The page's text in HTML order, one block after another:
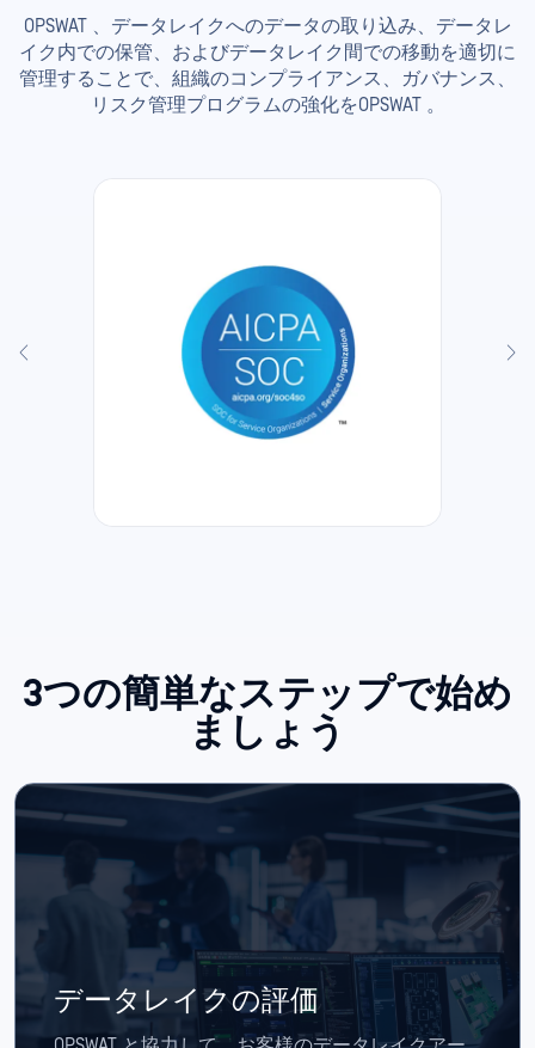
OPSWAT 、データレイクへのデータの取り込み、データレ
イク内での保管、およびデータレイク間での移動を適切に
管理することで、組織のコンプライアンス、ガバナンス、
リスク管理プログラムの強化をOPSWAT 。
3つの簡単なステップで始め
ましょう
データレイクの評価